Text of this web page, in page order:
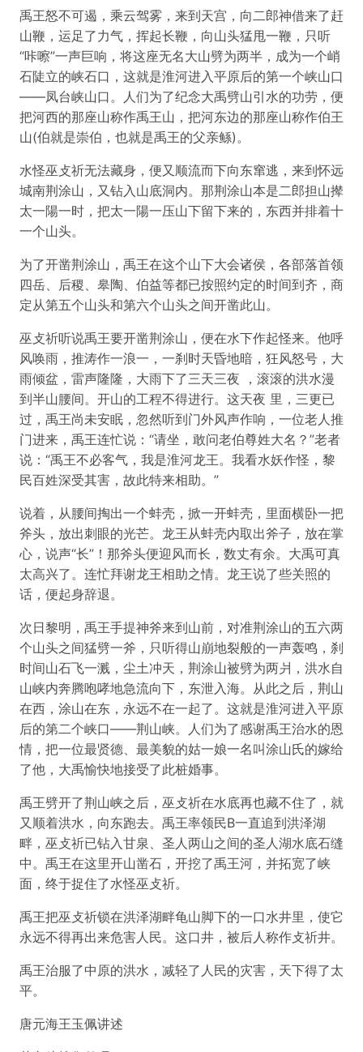
禹王怒不可遏，乘云驾雾，来到天宫，向二郎神借来了赶
山鞭，运足了力气，挥起长鞭，向山头猛甩一鞭，只听
“咔嚓”一声巨响，将这座无名大山劈为两半，成为一个峭
石陡立的峡石口，这就是淮河进入平原后的第一个峡山口
——凤台峡山口。人们为了纪念大禹劈山引水的功劳，便
把河西的那座山称作禹王山，把河东边的那座山称作伯王
山(伯就是崇伯，也就是禹王的父亲鲧)。
水怪巫攴祈无法藏身，便又顺流而下向东窜逃，来到怀远
城南荆涂山，又钻入山底洞内。那荆涂山本是二郎担山撵
太一陽一时，把太一陽一压山下留下来的，东西并排着十
一个山头。
为了开凿荆涂山，禹王在这个山下大会诸侯，各部落首领
四岳、后稷、皋陶、伯益等都已按照约定的时间到齐，商
定从第五个山头和第六个山头之间开凿此山。
巫攴祈听说禹王要开凿荆涂山，便在水下作起怪来。他呼
风唤雨，推涛作一浪一，一刹时天昏地暗，狂风怒号，大
雨倾盆，雷声隆隆，大雨下了三天三夜 ，滚滚的洪水漫
到半山腰间。开山的工程不得进行。这天夜 里，三更已
过，禹王尚未安眠，忽然听到门外风声作响，一位老人推
门进来，禹王连忙说：“请坐，敢问老伯尊姓大名？”老者
说：“禹王不必客气，我是淮河龙王。我看水妖作怪，黎
民百姓深受其害，故此特来相助。”
说着，从腰间掏出一个蚌壳，掀一开蚌壳，里面横卧一把
斧头，放出刺眼的光芒。龙王从蚌壳内取出斧子，放在掌
心，说声“长”！那斧头便迎风而长，数丈有余。大禹可真
太高兴了。连忙拜谢龙王相助之情。龙王说了些关照的
话，便起身辞退。
次日黎明，禹王手提神斧来到山前，对准荆涂山的五六两
个山头之间猛劈一斧，只听得山崩地裂般的一声轰鸣，刹
时间山石飞一溅，尘土冲天，荆涂山被劈为两爿，洪水自
山峡内奔腾咆哮地急流向下，东泄入海。从此之后，荆山
在西，涂山在东，永远不在一起了。这就是淮河进入平原
后的第二个峡口——荆山峡。人们为了感谢禹王治水的恩
情，把一位最贤德、最美貌的姑一娘一名叫涂山氏的嫁给
了他，大禹愉快地接受了此桩婚事。
禹王劈开了荆山峡之后，巫攴祈在水底再也藏不住了，就
又顺着洪水，向东跑去。禹王率领民В一直追到洪泽湖
畔，巫攴祈已钻入甘泉、圣人两山之间的圣人湖水底石缝
中。禹王在这里开山凿石，开挖了禹王河，并拓宽了峡
面，终于捉住了水怪巫攴祈。
禹王把巫攴祈锁在洪泽湖畔龟山脚下的一口水井里，使它
永远不得再出来危害人民。这口井，被后人称作攴祈井。
禹王治服了中原的洪水，减轻了人民的灾害，天下得了太
平。
唐元海王玉佩讲述